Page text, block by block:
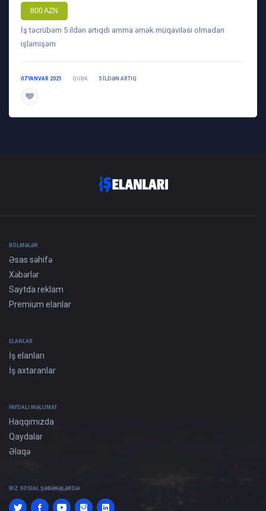
800 AZN
İş təcrübəm 5 ildən artıqdı amma əmək müqaviləsi olmadan
işləmişəm
07 YANVAR 2021 QUBA 5 ILDƏN ARTIQ
BÖLMƏLƏR
Əsas səhifə
Xəbərlər
Saytda reklam
Premium elanlar
ELANLAR
İş elanları
İş axtaranlar
FAYDALI MƏLUMAT
Haqqımızda
Qaydalar
Əlaqə
BIZ SOSIAL ŞƏBƏKƏLƏRDƏ